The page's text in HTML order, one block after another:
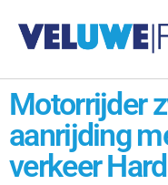
Motorrijder
aanrijding
verkeer